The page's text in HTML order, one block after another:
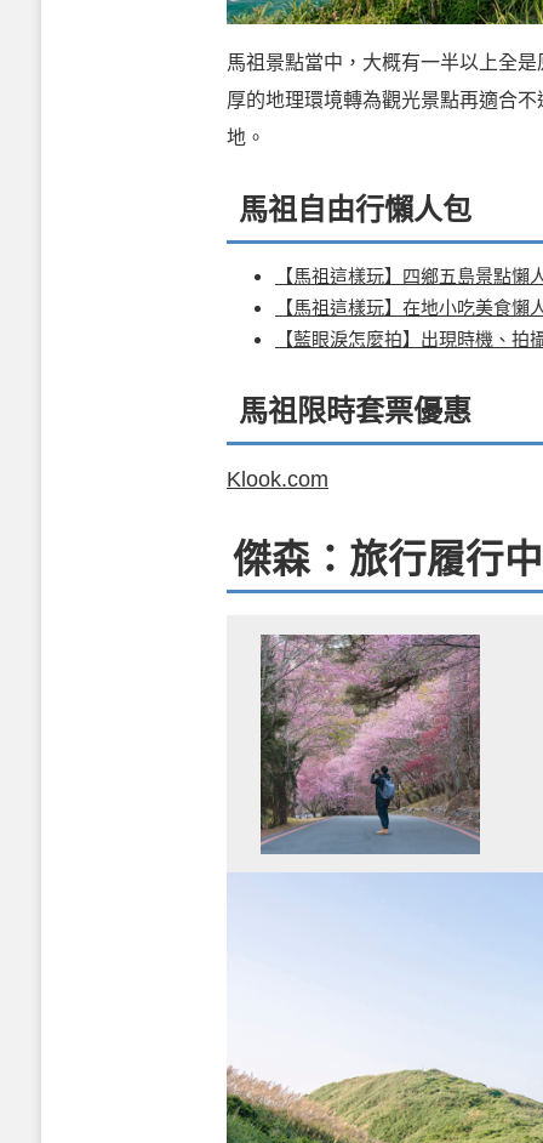
馬祖景點當中，大概有一半以上全
厚的地理環境轉為觀光景點再適合
地。
馬祖自由行懶人包
【馬祖這樣玩】四鄉五島景點懶
【馬祖這樣玩】在地小吃美食懶
【藍眼淚怎麼拍】出現時機、拍
馬祖限時套票優惠
Klook.com
傑森：旅行履行中